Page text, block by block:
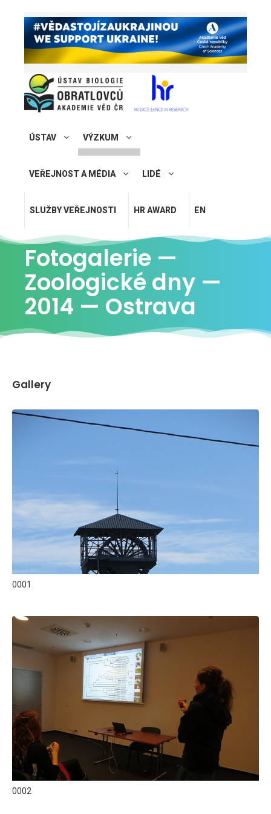
ÚSTAV VÝZKUM
VEŘEJNOST A MÉDIA LIDÉ
SLUŽBY VEŘEJNOSTI HR AWARD EN
Fotogalerie —
Zoologické dny —
2014 — Ostrava
Gallery
0001
0002